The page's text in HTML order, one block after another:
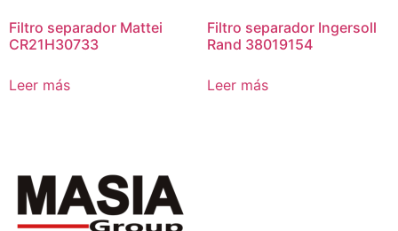
Filtro separador Mattei
CR21H30733
Leer más
Filtro separador Ingersoll
Rand 38019154
Leer más